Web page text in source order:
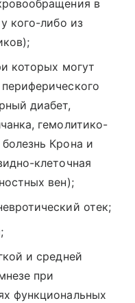
в
кого-либо из
которых могут
диабет,
гемолитико-
Крона и
клеточная
вен);
отек;
и средней
при
функциональных